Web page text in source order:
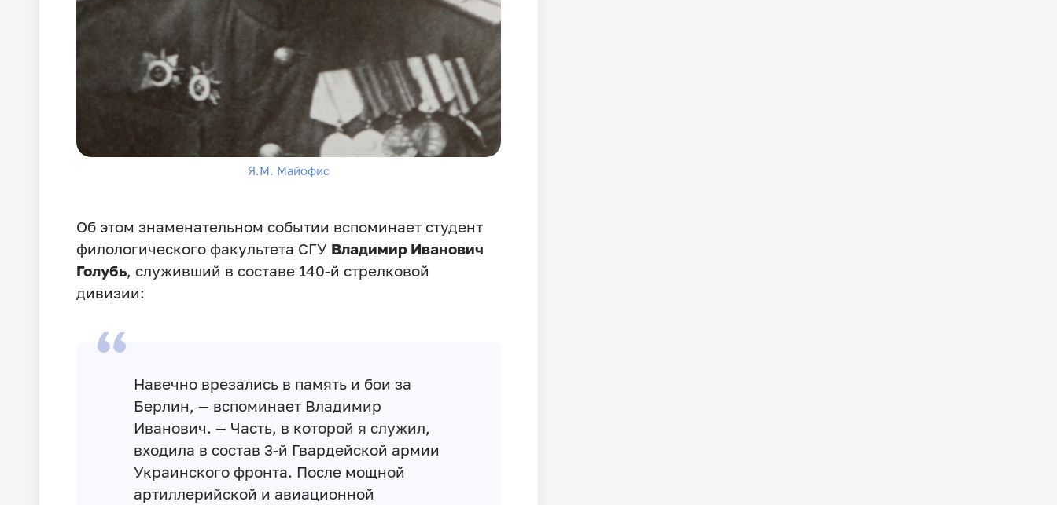
Я.М. Майофис
Об этом знаменательном событии вспоминает студент
филологического факультета СГУ Владимир Иванович
Голубь, служивший в составе 140-й стрелковой
дивизии:
Навечно врезались в память и бои за
Берлин, — вспоминает Владимир
Иванович. — Часть, в которой я служил,
входила в состав 3-й Гвардейской армии
Украинского фронта. После мощной
артиллерийской и авиационной